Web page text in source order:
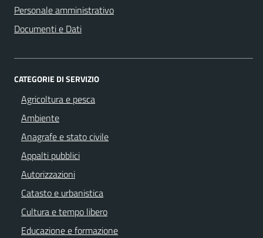
Personale amministrativo
Documenti e Dati
CATEGORIE DI SERVIZIO
Agricoltura e pesca
Ambiente
Anagrafe e stato civile
Appalti pubblici
Autorizzazioni
Catasto e urbanistica
Cultura e tempo libero
Educazione e formazione